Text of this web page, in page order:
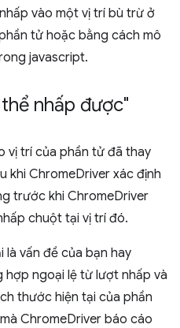
vào một vị trí bù trừ ở
tử hoặc bằng cách mô
javascript.
nhấp được"
vị trí của phần tử đã thay
khi ChromeDriver xác định
trước khi ChromeDriver
chuột tại vị trí đó.
là vấn đề của bạn hay
ngoại lệ từ lượt nhấp và
thước hiện tại của phần
ChromeDriver báo cáo